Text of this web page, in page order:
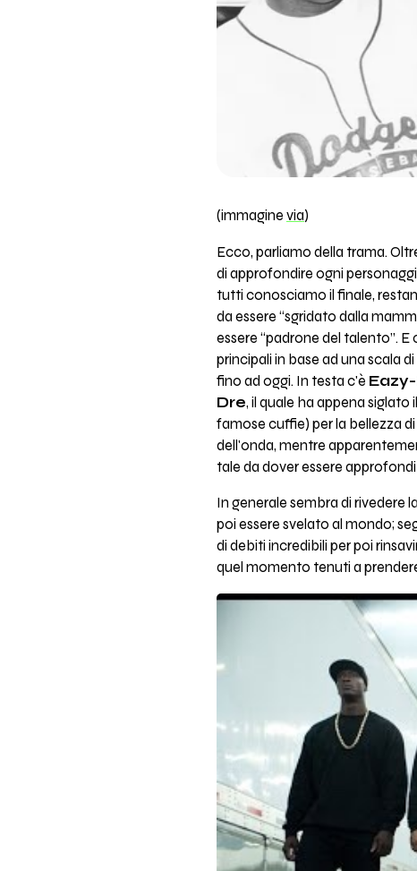
(immagine via)
Ecco, parliamo della trama.
di approfondire ogni
tutti conosciamo il finale,
da essere “sgridato dalla
essere “padrone del talento”.
principali in base ad una scala
fino ad oggi. In testa c'è
Dre, il quale ha appena
famose cuffie) per la bellezza di
dell'onda, mentre
tale da dover essere
In generale sembra di rivedere
poi essere svelato al mondo;
di debiti incredibili per poi
quel momento tenuti a